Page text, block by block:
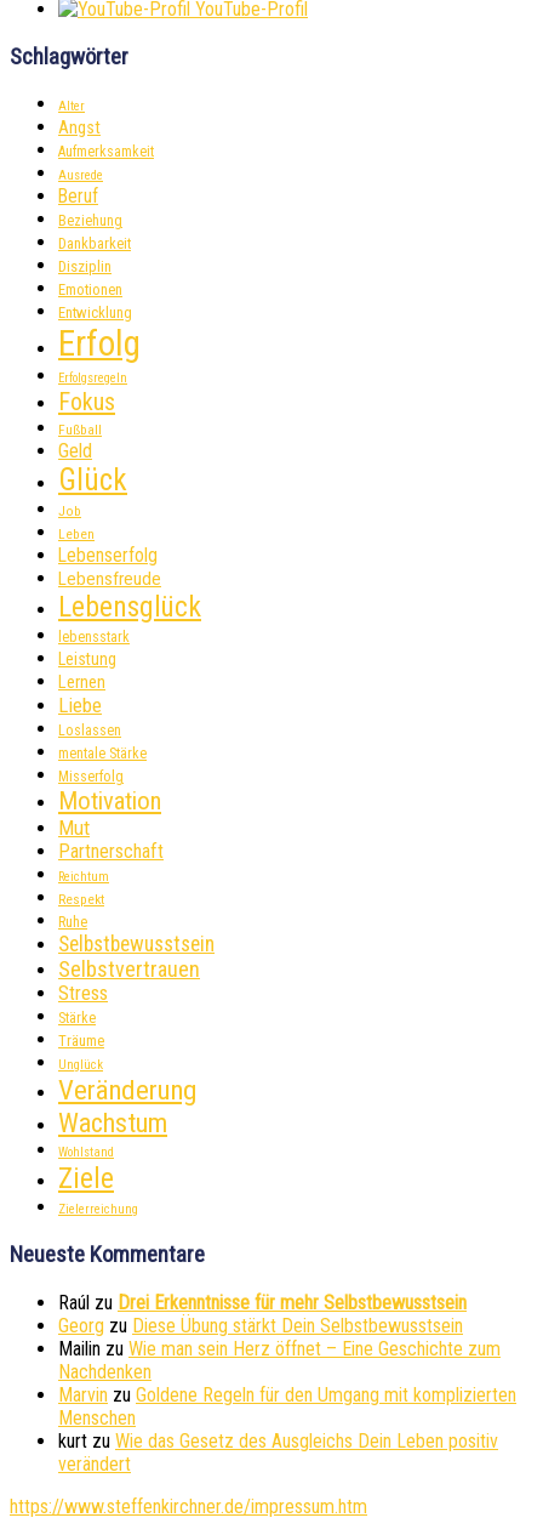
YouTube-Profil
Schlagwörter
Alter
Angst
Aufmerksamkeit
Ausrede
Beruf
Beziehung
Dankbarkeit
Disziplin
Emotionen
Entwicklung
Erfolg
Erfolgsregeln
Fokus
Fußball
Geld
Glück
Job
Leben
Lebenserfolg
Lebensfreude
Lebensglück
lebensstark
Leistung
Lernen
Liebe
Loslassen
mentale Stärke
Misserfolg
Motivation
Mut
Partnerschaft
Reichtum
Respekt
Ruhe
Selbstbewusstsein
Selbstvertrauen
Stress
Stärke
Träume
Unglück
Veränderung
Wachstum
Wohlstand
Ziele
Zielerreichung
Neueste Kommentare
Raúl zu Drei Erkenntnisse für mehr Selbstbewusstsein
Georg zu Diese Übung stärkt Dein Selbstbewusstsein
Mailin zu Wie man sein Herz öffnet – Eine Geschichte zum
Nachdenken
Marvin zu Goldene Regeln für den Umgang mit komplizierten
Menschen
kurt zu Wie das Gesetz des Ausgleichs Dein Leben positiv
verändert
https://www.steffenkirchner.de/impressum.htm